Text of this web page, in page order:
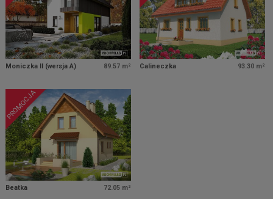
Moniczka II (wersja A) 89.57 m² Calineczka 93.30 m²
PROMOCJA
Beatka 72.05 m²